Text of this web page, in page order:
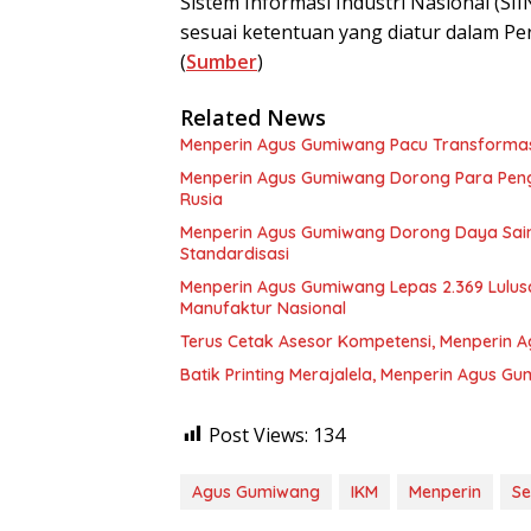
sesuai ketentuan yang diatur dalam
(Sumber)
Related News
Menperin Agus Gumiwang Pacu
Menperin Agus Gumiwang Dorong Para
Rusia
Menperin Agus Gumiwang Dorong Daya
Standardisasi
Menperin Agus Gumiwang Lepas 2.369
Manufaktur Nasional
Terus Cetak Asesor Kompetensi, Menperin
Batik Printing Merajalela, Menperin Agus
Post Views: 134
Agus Gumiwang IKM Menperin